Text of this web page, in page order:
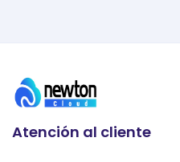
Atención al cliente